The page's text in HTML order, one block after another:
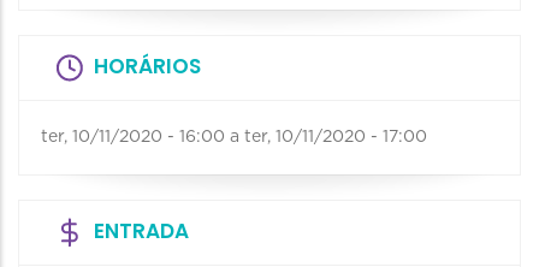
HORÁRIOS
ter, 10/11/2020 - 16:00 a ter, 10/11/2020 - 17:00
ENTRADA